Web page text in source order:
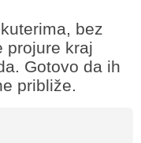
bez
projure kraj
Gotovo da ih
približe.